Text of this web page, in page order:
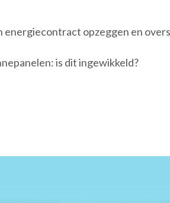
energiecontract opzeggen en
is dit ingewikkeld?